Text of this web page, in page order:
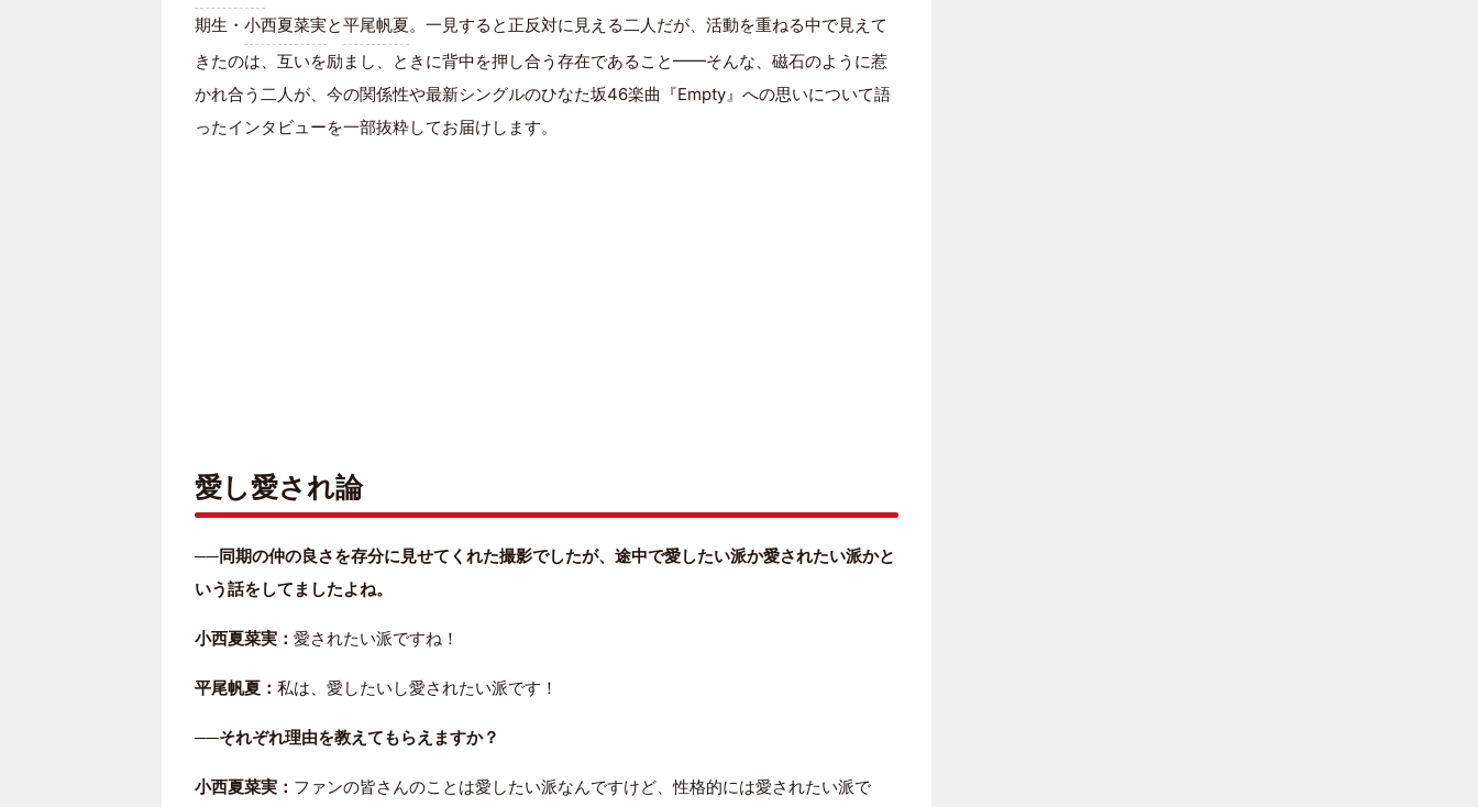
期生・ 小西夏菜実と平尾帆夏。一見すると正反対に見える二人だが、活動を重ねる中で見えて
きたのは、互いを励まし、ときに背中を押し合う存在であること━━そんな、磁石のように惹
かれ合う二人が、今の関係性や最新シングルのひなた坂46楽曲『Empty』への思いについて語
ったインタビューを一部抜粋してお届けします。
愛し愛され論
──同期の仲の良さを存分に見せてくれた撮影でしたが、途中で愛したい派か愛されたい派かと
いう話をしてましたよね。
小西夏菜実： 愛されたい派ですね！
平尾帆夏： 私は、愛したいし愛されたい派です！
──それぞれ理由を教えてもらえますか？
小西夏菜実： ファンの皆さんのことは愛したい派なんですけど、性格的には愛されたい派で